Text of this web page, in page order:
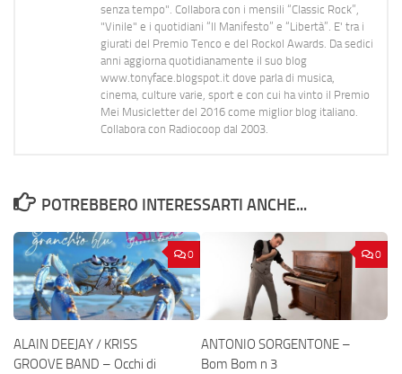
senza tempo". Collabora con i mensili “Classic Rock”,
"Vinile" e i quotidiani “Il Manifesto” e “Libertà”. E' tra i
giurati del Premio Tenco e del Rockol Awards. Da sedici
anni aggiorna quotidianamente il suo blog
www.tonyface.blogspot.it dove parla di musica,
cinema, culture varie, sport e con cui ha vinto il Premio
Mei Musicletter del 2016 come miglior blog italiano.
Collabora con Radiocoop dal 2003.
POTREBBERO INTERESSARTI ANCHE...
0
ALAIN DEEJAY / KRISS
GROOVE BAND – Occhi di
0
ANTONIO SORGENTONE –
Bom Bom n 3